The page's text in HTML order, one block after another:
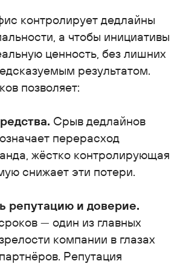
контролирует дедлайны
а чтобы инициативы
ценность, без лишних
результатом.
позволяет:
Срыв дедлайнов
перерасход
жёстко контролирующая
снижает эти потери.
репутацию и доверие.
— один из главных
компании в глазах
Репутация